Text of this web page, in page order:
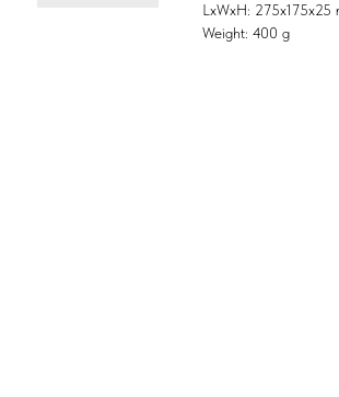
LxWxH: 275x175x25
Weight: 400 g